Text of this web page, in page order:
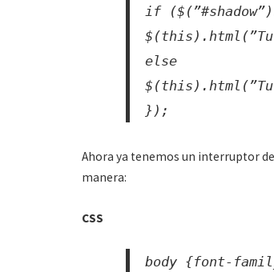
if
else
});
Ahora ya tenemos un interruptor
manera:
CSS
body {font-